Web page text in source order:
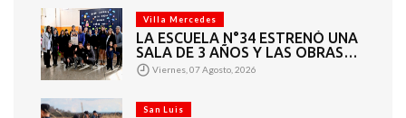
Villa Mercedes
LA ESCUELA N°34 ESTRENÓ UNA
SALA DE 3 AÑOS Y LAS OBRAS
QUE PERMITEN COMPLETAR EL
CICLO SECUNDARIO
Viernes, 07 Agosto, 2026
San Luis